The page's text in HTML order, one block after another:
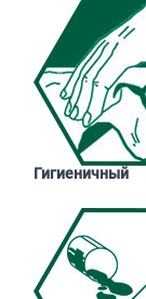
Гигиеничный